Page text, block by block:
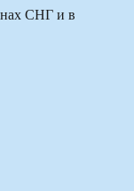
СНГ и в